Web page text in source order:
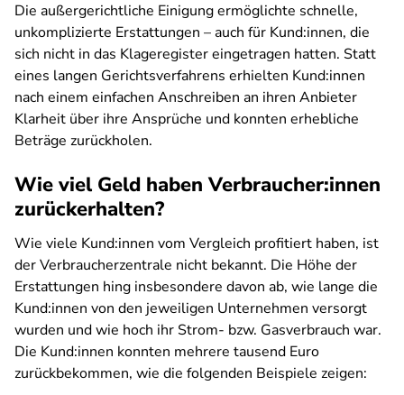
Die außergerichtliche Einigung ermöglichte schnelle,
unkomplizierte Erstattungen – auch für Kund:innen, die
sich nicht in das Klageregister eingetragen hatten. Statt
eines langen Gerichtsverfahrens erhielten Kund:innen
nach einem einfachen Anschreiben an ihren Anbieter
Klarheit über ihre Ansprüche und konnten erhebliche
Beträge zurückholen.
Wie viel Geld haben Verbraucher:innen
zurückerhalten?
Wie viele Kund:innen vom Vergleich profitiert haben, ist
der Verbraucherzentrale nicht bekannt. Die Höhe der
Erstattungen hing insbesondere davon ab, wie lange die
Kund:innen von den jeweiligen Unternehmen versorgt
wurden und wie hoch ihr Strom- bzw. Gasverbrauch war.
Die Kund:innen konnten mehrere tausend Euro
zurückbekommen, wie die folgenden Beispiele zeigen: